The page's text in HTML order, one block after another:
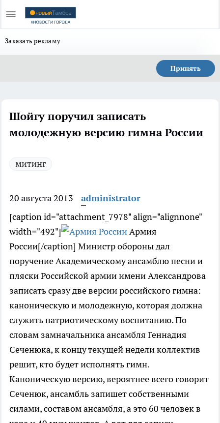
Заказать рекламу
Принять
Шойгу поручил записать
молодежную версию гимна России
митинг
20 августа 2013
administrator
[caption id="attachment_7978" align="alignnone"
width="492"]
Армия
России[/caption] Министр обороны дал
поручение Академическому ансамблю песни и
пляски Российской армии имени Александрова
записать сразу две версии российского гимна:
каноническую и молодежную, которая должна
служить патриотическому воспитанию. По
словам замначальника ансамбля Геннадия
Сеченюка, к концу текущей недели коллектив
решит, кто будет исполнять гимн.
Каноническую версию, вероятнее всего говорит
Сеченюк, ансамбль запишет собственными
силами, составом ансамбля, а это 60 человек в